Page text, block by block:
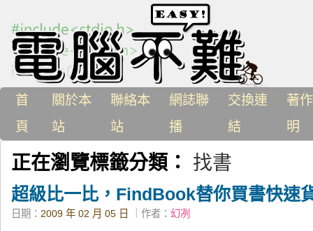
首
頁
關於本
站
聯絡本
站
網誌聯
播
交換連
結
著
明
正在瀏覽標籤分類： 找書
超級比一比，FindBook替你買書快速
日期： 2009 年 02 月 05 日 ｜作者： 幻冽